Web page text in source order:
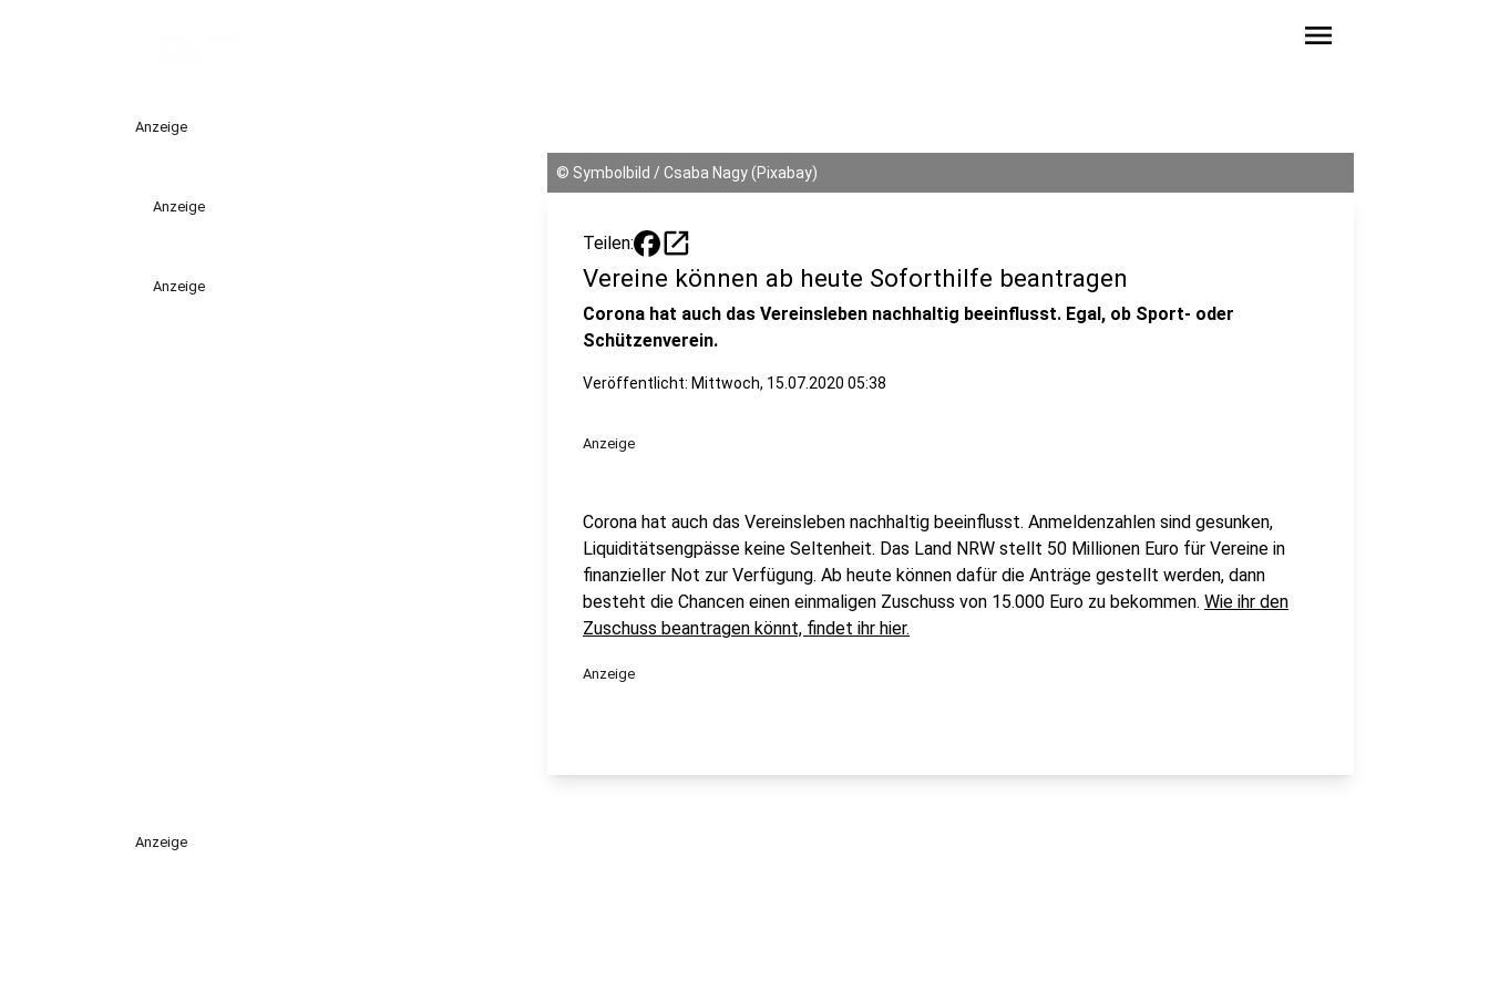
menu
Anzeige
Anzeige
Anzeige
© Symbolbild / Csaba Nagy (Pixabay)
Teilen: open_in_new
Vereine können ab heute Soforthilfe beantragen
Corona hat auch das Vereinsleben nachhaltig beeinflusst. Egal, ob Sport- oder
Schützenverein.
Veröffentlicht: Mittwoch, 15.07.2020 05:38
Anzeige
Corona hat auch das Vereinsleben nachhaltig beeinflusst. Anmeldenzahlen sind gesunken,
Liquiditätsengpässe keine Seltenheit. Das Land NRW stellt 50 Millionen Euro für Vereine in
finanzieller Not zur Verfügung. Ab heute können dafür die Anträge gestellt werden, dann
besteht die Chancen einen einmaligen Zuschuss von 15.000 Euro zu bekommen. Wie ihr den
Zuschuss beantragen könnt, findet ihr hier.
Anzeige
Anzeige